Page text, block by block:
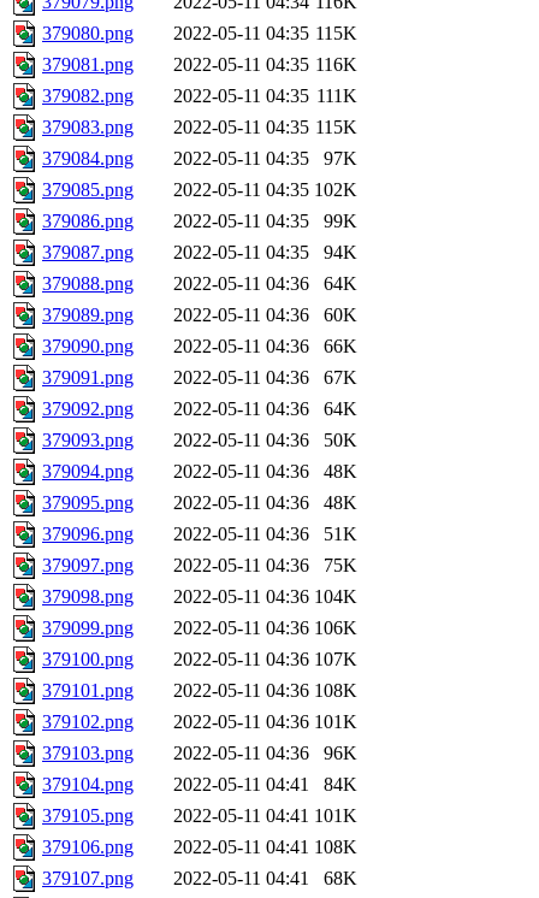
379080.png
2022-05-11 04:35 115K
379081.png
2022-05-11 04:35 116K
379082.png
2022-05-11 04:35 111K
379083.png
2022-05-11 04:35 115K
379084.png
2022-05-11 04:35
97K
379085.png
2022-05-11 04:35 102K
379086.png
2022-05-11 04:35
99K
379087.png
2022-05-11 04:35
94K
379088.png
2022-05-11 04:36
64K
379089.png
2022-05-11 04:36
60K
379090.png
2022-05-11 04:36
66K
379091.png
2022-05-11 04:36
67K
379092.png
2022-05-11 04:36
64K
379093.png
2022-05-11 04:36
50K
379094.png
2022-05-11 04:36
48K
379095.png
2022-05-11 04:36
48K
379096.png
2022-05-11 04:36
51K
379097.png
2022-05-11 04:36
75K
379098.png
2022-05-11 04:36 104K
379099.png
2022-05-11 04:36 106K
379100.png
2022-05-11 04:36 107K
379101.png
2022-05-11 04:36 108K
379102.png
2022-05-11 04:36 101K
379103.png
2022-05-11 04:36
96K
379104.png
2022-05-11 04:41
84K
379105.png
2022-05-11 04:41 101K
379106.png
2022-05-11 04:41 108K
379107.png
2022-05-11 04:41
68K